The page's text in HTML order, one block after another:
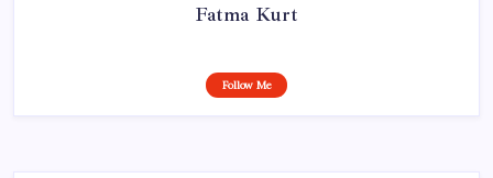
Fatma Kurt
Follow Me